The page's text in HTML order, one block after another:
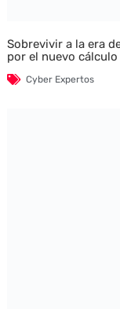
Sobrevivir a la era
por el nuevo
Cyber Expertos